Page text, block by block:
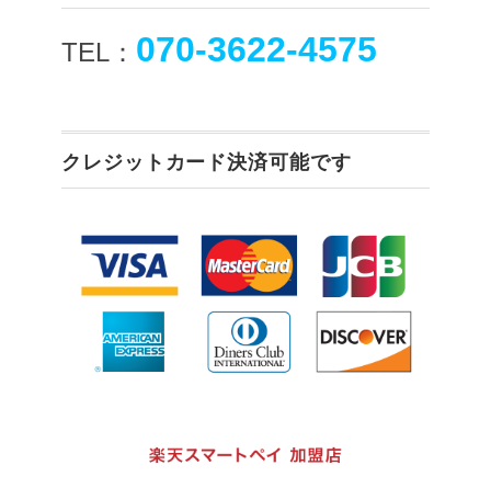
TEL： 070-3622-4575
クレジットカード決済可能です